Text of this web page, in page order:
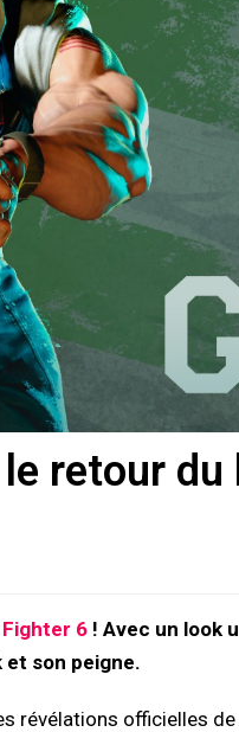
retour du
6 ! Avec un look
et son peigne.
révélations officielles